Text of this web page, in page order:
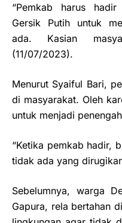
“Pemkab harus
Gersik Putih untuk
ada. Kasian
(11/07/2023).
Menurut Syaiful Bari,
di masyarakat. Oleh
untuk menjadi
“Ketika pemkab hadir,
tidak ada yang
Sebelumnya, warga
Gapura, rela bertahan